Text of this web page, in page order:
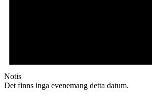
Notis
Det finns inga evenemang detta datum.